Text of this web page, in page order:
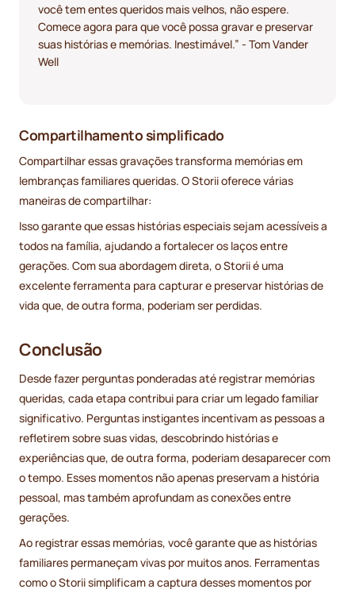
você tem entes queridos mais velhos, não espere.
Comece agora para que você possa gravar e preservar
suas histórias e memórias. Inestimável.” - Tom Vander
Well
Compartilhamento simplificado
Compartilhar essas gravações transforma memórias em
lembranças familiares queridas. O Storii oferece várias
maneiras de compartilhar:
Isso garante que essas histórias especiais sejam acessíveis a
todos na família, ajudando a fortalecer os laços entre
gerações. Com sua abordagem direta, o Storii é uma
excelente ferramenta para capturar e preservar histórias de
vida que, de outra forma, poderiam ser perdidas.
Conclusão
Desde fazer perguntas ponderadas até registrar memórias
queridas, cada etapa contribui para criar um legado familiar
significativo. Perguntas instigantes incentivam as pessoas a
refletirem sobre suas vidas, descobrindo histórias e
experiências que, de outra forma, poderiam desaparecer com
o tempo. Esses momentos não apenas preservam a história
pessoal, mas também aprofundam as conexões entre
gerações.
Ao registrar essas memórias, você garante que as histórias
familiares permaneçam vivas por muitos anos. Ferramentas
como o Storii simplificam a captura desses momentos por